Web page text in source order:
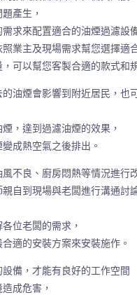
產生，
求來配置適合的油煙過濾設
業主及現場需求幫您選擇適
可以幫您客製合適的款式和
油煙會影響到附近居民，也
，達到過濾油煙的效果，
成熱空氣之後排出。
不良、廚房悶熱等情況進行
自到現場與老闆進行溝通討
位老闆的需求，
適的安裝方案來安裝施作。
備，才能有良好的工作空間
成危害，